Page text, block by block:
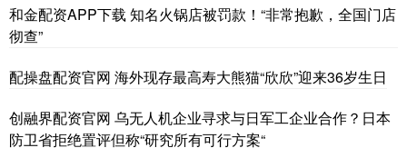
和金配资APP下载 知名火锅店被罚款！“非常抱歉，全国门店
彻查”
配操盘配资官网 海外现存最高寿大熊猫“欣欣”迎来36岁生日
创融界配资官网 乌无人机企业寻求与日军工企业合作？日本
防卫省拒绝置评但称“研究所有可行方案“